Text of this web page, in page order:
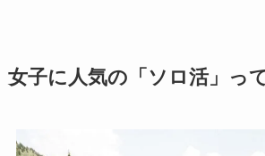
女子に人気の「ソロ活」っ